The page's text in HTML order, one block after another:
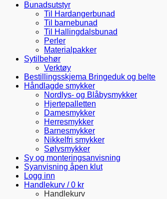
Bunadsutstyr
Til Hardangerbunad
Til barnebunad
Til Hallingdalsbunad
Perler
Materialpakker
Sytilbehør
Verktøy
Bestillingsskjema Bringeduk og belte
Håndlagde smykker
Nordlys- og Blåbysmykker
Hjertepalletten
Damesmykker
Herresmykker
Barnesmykker
Nikkelfri smykker
Sølvsmykker
Sy og monteringsanvisning
Syanvisning åpen klut
Logg inn
Handlekurv /0 kr
Handlekurv